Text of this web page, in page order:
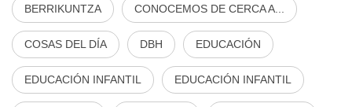
BERRIKUNTZA CONOCEMOS DE CERCA A...
COSAS DEL DÍA DBH EDUCACIÓN
EDUCACIÓN INFANTIL EDUCACIÓN INFANTIL